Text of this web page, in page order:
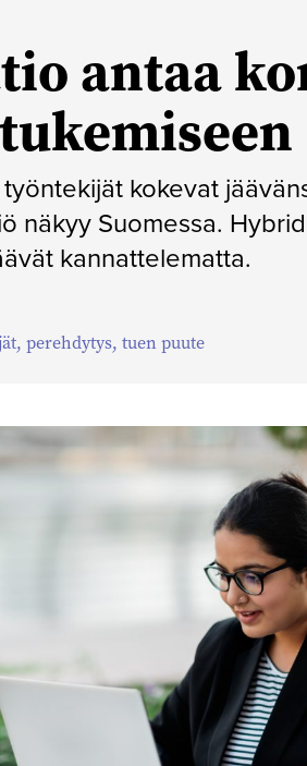
antaa
kokevat
näkyy Suomessa.
kannattelematta.
, perehdytys, tuen puute